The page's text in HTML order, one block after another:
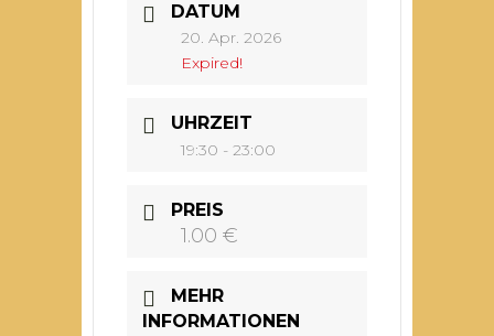
DATUM
20. Apr. 2026
Expired!
UHRZEIT
19:30 - 23:00
PREIS
1.00 €
MEHR
INFORMATIONEN